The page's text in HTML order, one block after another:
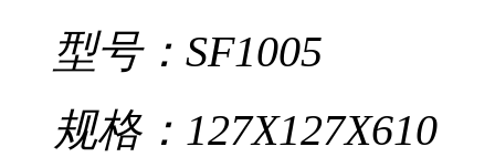
型号：SF1005
规格：127X127X610